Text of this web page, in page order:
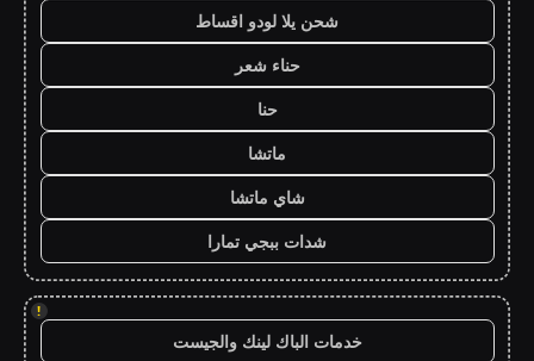
شحن يلا لودو اقساط
حناء شعر
حنا
ماتشا
شاي ماتشا
شدات ببجي تمارا
!
خدمات الباك لينك والجيست